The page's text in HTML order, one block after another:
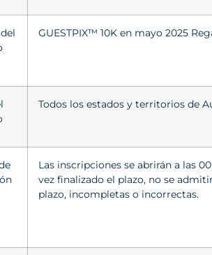
GUESTPIX™ 10K en mayo 2025
Todos los estados y territorios de
Las inscripciones se abrirán a las
vez finalizado el plazo, no se
plazo, incompletas o incorrectas.